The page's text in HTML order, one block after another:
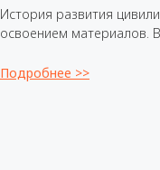
История развития
освоением материалов.
Подробнее >>